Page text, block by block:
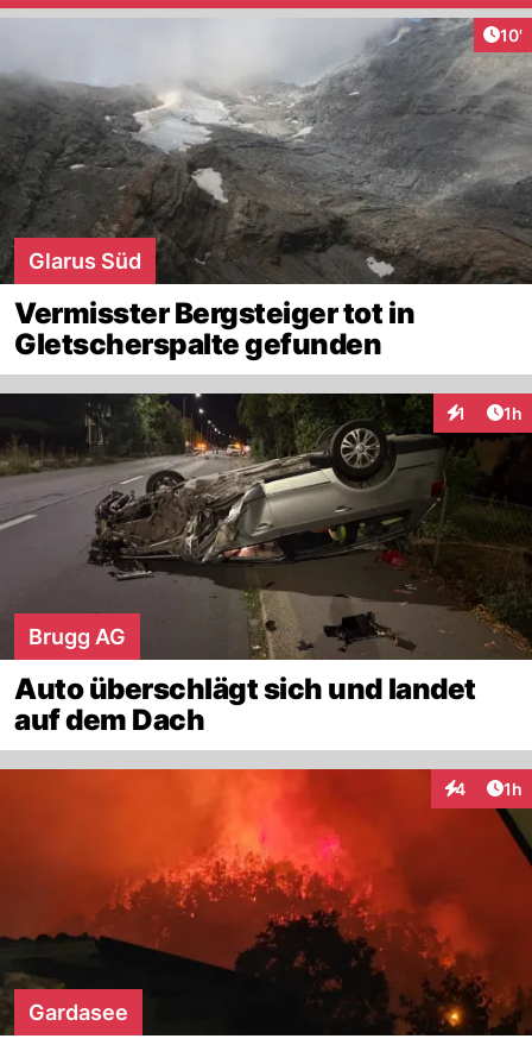
10'
Glarus Süd
Vermisster Bergsteiger tot in
Gletscherspalte gefunden
1 1h
Brugg AG
Auto überschlägt sich und landet
auf dem Dach
4 1h
Gardasee